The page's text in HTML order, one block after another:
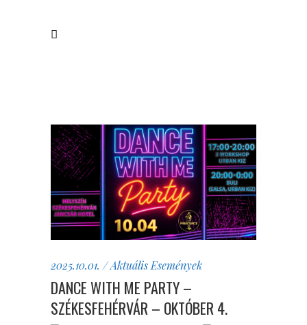
2025.10.01. Aktuális Események
DANCE WITH ME PARTY –
SZÉKESFEHÉRVÁR – OKTÓBER 4.